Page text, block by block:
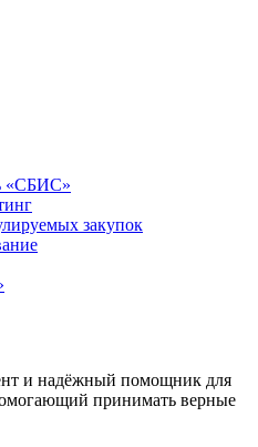
«СБИС»
закупок
и надёжный помощник для
принимать верные